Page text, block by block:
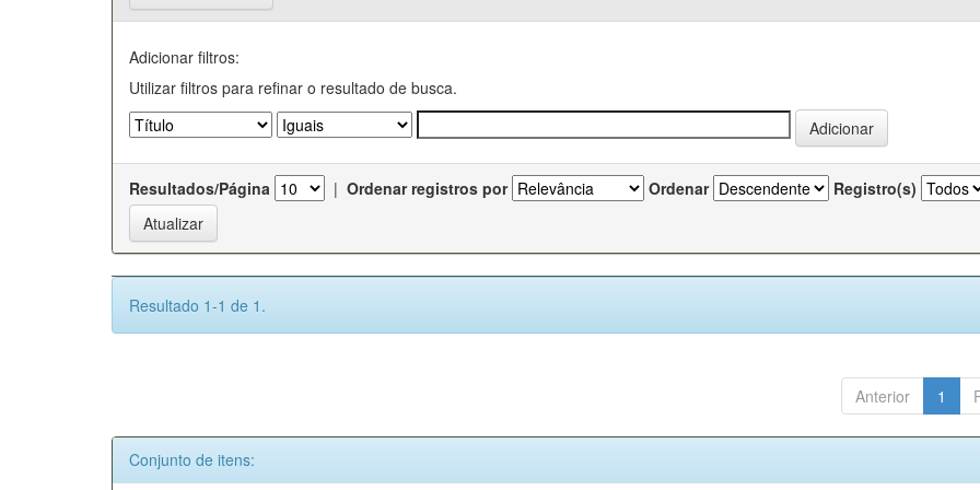
Adicionar filtros:
Utilizar filtros para refinar o resultado de busca.
Resultados/Página | Ordenar registros por Ordenar Registro(s)
Resultado 1-1 de 1.
Anterior 1
Conjunto de itens: